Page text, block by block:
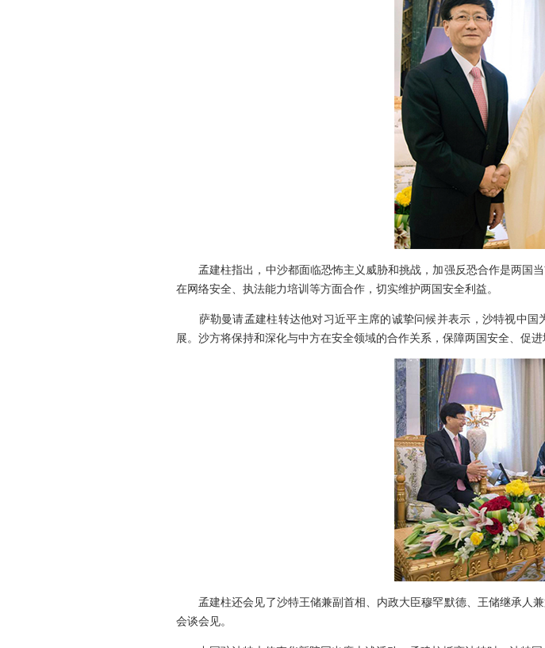
孟建柱指出，中沙都面临恐怖主义威胁和挑战，加强反恐合作是两国
在网络安全、执法能力培训等方面合作，切实维护两国安全利益。
萨勒曼请孟建柱转达他对习近平主席的诚挚问候并表示，沙特视中国
展。沙方将保持和深化与中方在安全领域的合作关系，保障两国安全、促进
孟建柱还会见了沙特王储兼副首相、内政大臣穆罕默德、王储继承人
会谈会见。